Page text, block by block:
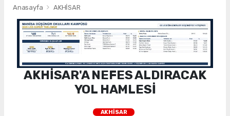
Anasayfa AKHİSAR
AKHİSAR'A NEFES ALDIRACAK
YOL HAMLESİ
AKHİSAR